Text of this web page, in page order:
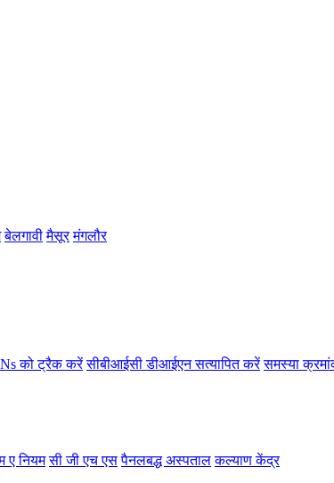
बेलगावी मैसूर मंगलौर
को ट्रैक करें सीबीआईसी डीआईएन सत्यापित करें समस्या
ए नियम सी जी एच एस पैनलबद्ध अस्पताल कल्याण केंद्र